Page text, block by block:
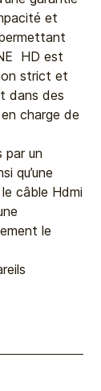
et
HD est
strict et
dans des
charge de
par un
qu’une
câble Hdmi
le